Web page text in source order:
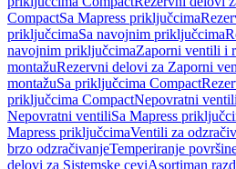
CompactSa Mapress priključcima
priključcimaSa navojnim priključcima
navojnim priključcimaZaporni ventili i
montažuRezervni delovi za Zaporni
montažuSa priključcima Compact
priključcima CompactNepovratni ventili
Nepovratni ventiliSa Mapress
Mapress priključcimaVentili za
brzo odzračivanjeTemperiranje
delovi za Sistemske ceviAsortiman